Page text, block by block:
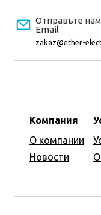
Отправьте нам
Email
zakaz@ether-
Компания
О компании
Новости